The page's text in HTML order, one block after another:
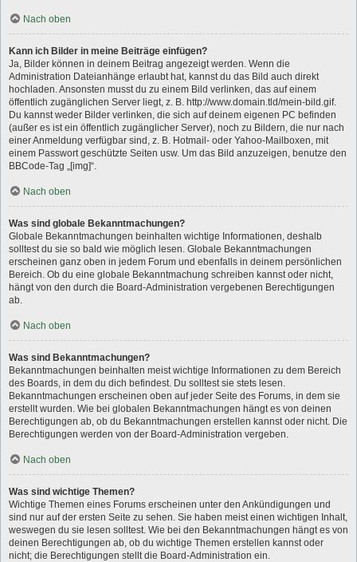
Nach oben
Kann ich Bilder in meine Beiträge einfügen?
Ja, Bilder können in deinem Beitrag angezeigt werden. Wenn die
Administration Dateianhänge erlaubt hat, kannst du das Bild auch direkt
hochladen. Ansonsten musst du zu einem Bild verlinken, das auf einem
öffentlich zugänglichen Server liegt, z. B. http://www.domain.tld/mein-bild.gif.
Du kannst weder Bilder verlinken, die sich auf deinem eigenen PC befinden
(außer es ist ein öffentlich zugänglicher Server), noch zu Bildern, die nur nach
einer Anmeldung verfügbar sind, z. B. Hotmail- oder Yahoo-Mailboxen, mit
einem Passwort geschützte Seiten usw. Um das Bild anzuzeigen, benutze den
BBCode-Tag „[img]“.
Nach oben
Was sind globale Bekanntmachungen?
Globale Bekanntmachungen beinhalten wichtige Informationen, deshalb
solltest du sie so bald wie möglich lesen. Globale Bekanntmachungen
erscheinen ganz oben in jedem Forum und ebenfalls in deinem persönlichen
Bereich. Ob du eine globale Bekanntmachung schreiben kannst oder nicht,
hängt von den durch die Board-Administration vergebenen Berechtigungen
ab.
Nach oben
Was sind Bekanntmachungen?
Bekanntmachungen beinhalten meist wichtige Informationen zu dem Bereich
des Boards, in dem du dich befindest. Du solltest sie stets lesen.
Bekanntmachungen erscheinen oben auf jeder Seite des Forums, in dem sie
erstellt wurden. Wie bei globalen Bekanntmachungen hängt es von deinen
Berechtigungen ab, ob du Bekanntmachungen erstellen kannst oder nicht. Die
Berechtigungen werden von der Board-Administration vergeben.
Nach oben
Was sind wichtige Themen?
Wichtige Themen eines Forums erscheinen unter den Ankündigungen und
sind nur auf der ersten Seite zu sehen. Sie haben meist einen wichtigen Inhalt,
weswegen du sie lesen solltest. Wie bei den Bekanntmachungen hängt es von
deinen Berechtigungen ab, ob du wichtige Themen erstellen kannst oder
nicht; die Berechtigungen stellt die Board-Administration ein.